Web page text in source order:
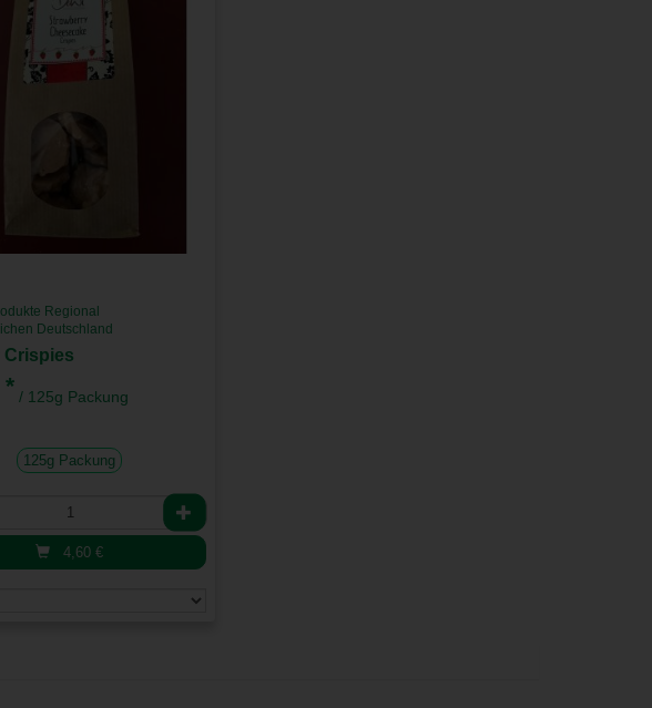
Regional
Deutschland
Crispies
* / 125g Packung
125g Packung
4,60 €